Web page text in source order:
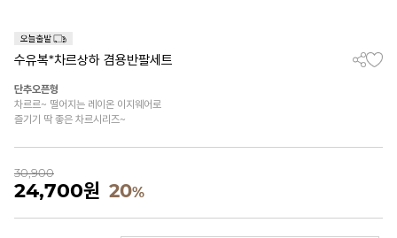
수유복*차르상하 겸용반팔세트
단추오픈형
차르르~ 떨어지는 레이온 이지웨어로
즐기기 딱 좋은 차르시리즈~
30,900
24,700원 20%